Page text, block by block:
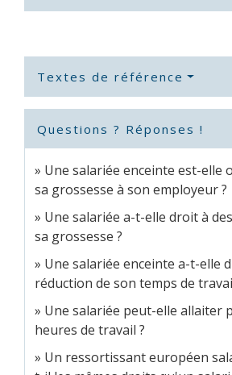
Textes de référence
Questions ? Réponses !
Une salariée enceinte est-elle
sa grossesse à son employeur ?
Une salariée a-t-elle droit à
sa grossesse ?
Une salariée enceinte a-t-elle
réduction de son temps de
Une salariée peut-elle allaiter
heures de travail ?
Un ressortissant européen